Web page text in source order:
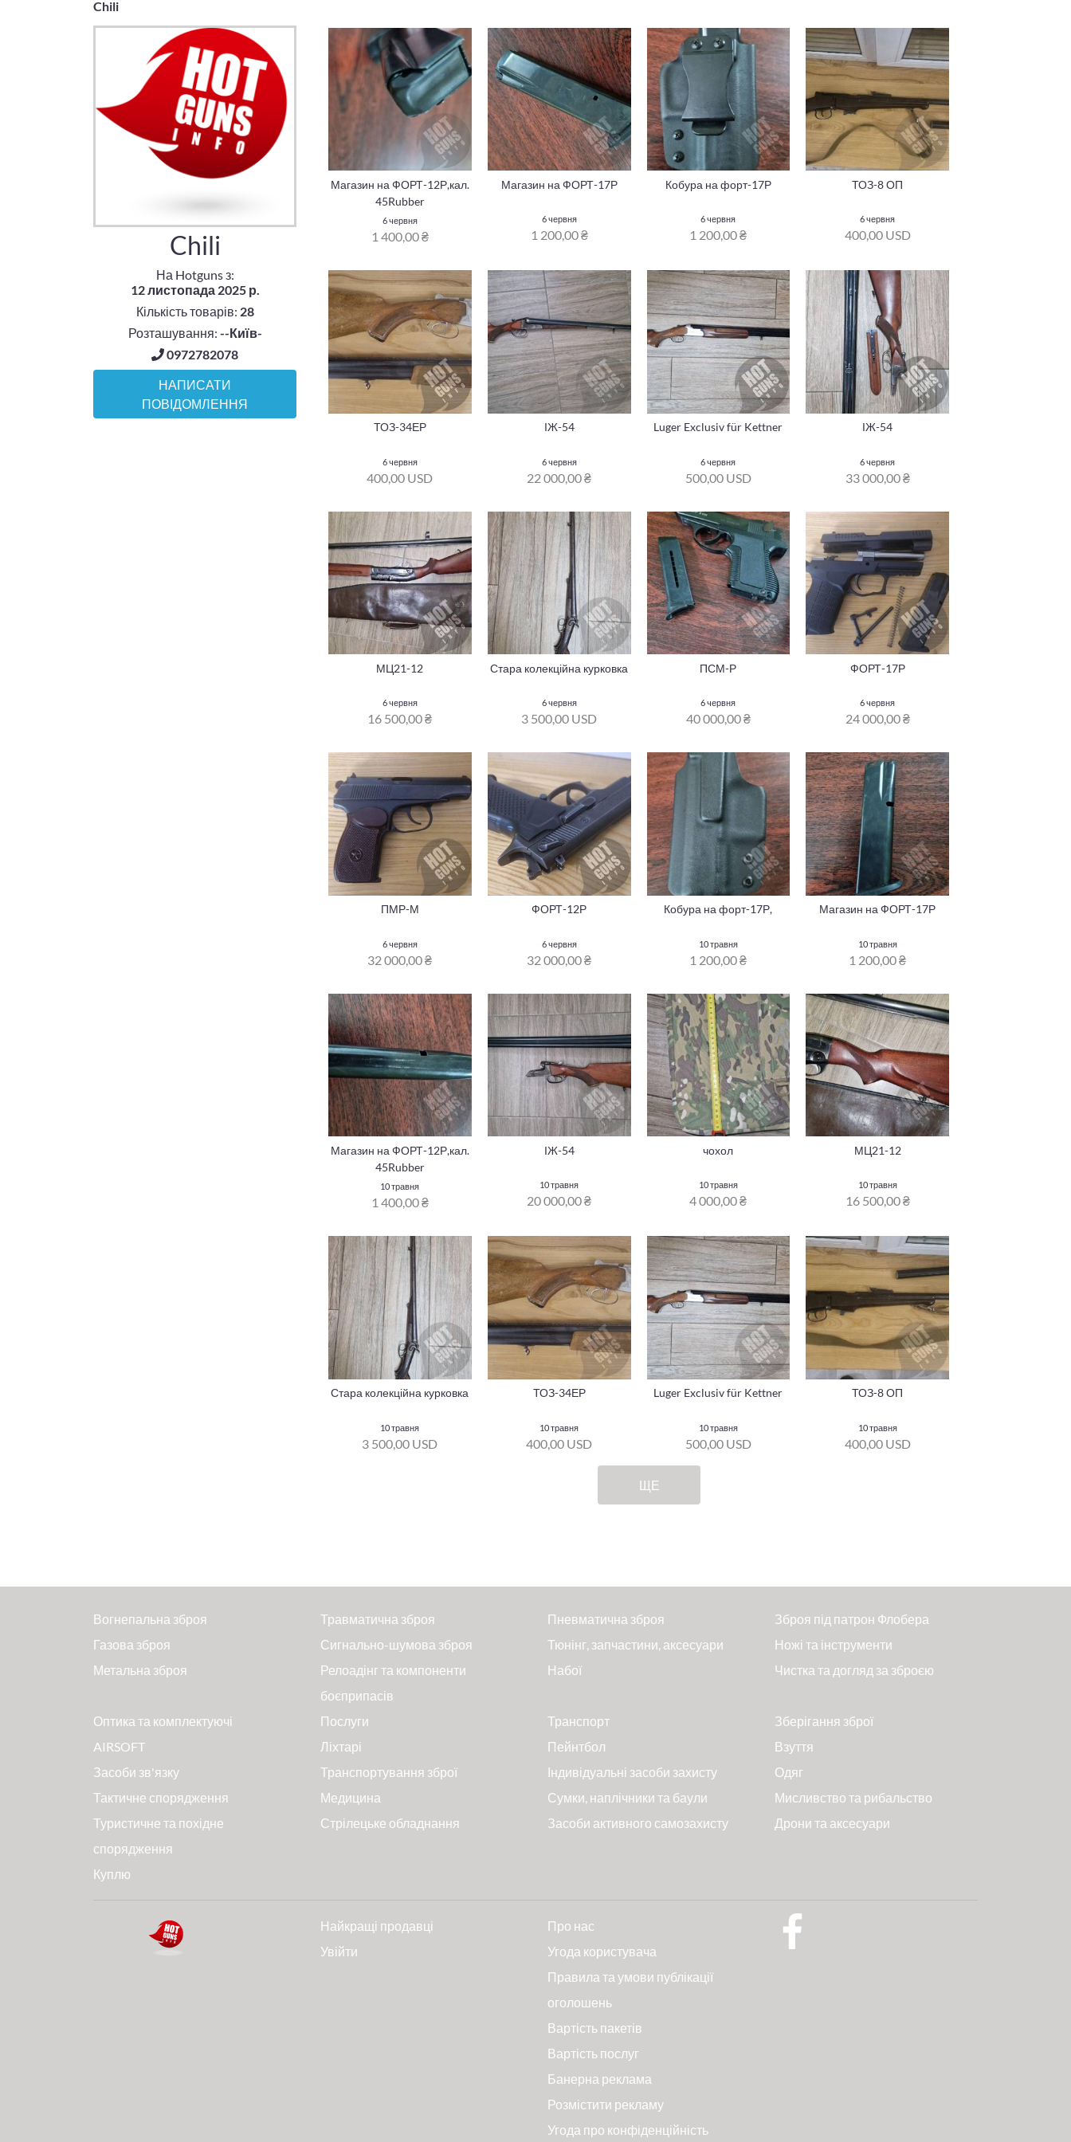
Chili
Chili
На Hotguns з:
12 листопада 2025 р.
Кількість товарів: 28
Розташування: --Київ-
0972782078
НАПИСАТИ
ПОВІДОМЛЕННЯ
Магазин на ФОРТ-12Р,кал.
45Rubber
6 червня
1 400,00 ₴
Магазин на ФОРТ-17Р
6 червня
1 200,00 ₴
Кобура на форт-17Р
6 червня
1 200,00 ₴
ТОЗ-8 ОП
6 червня
400,00 USD
ТОЗ-34ЕР
6 червня
400,00 USD
ІЖ-54
6 червня
22 000,00 ₴
Luger Exclusiv für Kettner
6 червня
500,00 USD
ІЖ-54
6 червня
33 000,00 ₴
МЦ21-12
6 червня
16 500,00 ₴
Стара колекційна курковка
6 червня
3 500,00 USD
ПСМ-Р
6 червня
40 000,00 ₴
ФОРТ-17Р
6 червня
24 000,00 ₴
ПМР-М
6 червня
32 000,00 ₴
ФОРТ-12Р
6 червня
32 000,00 ₴
Кобура на форт-17Р,
10 травня
1 200,00 ₴
Магазин на ФОРТ-17Р
10 травня
1 200,00 ₴
Магазин на ФОРТ-12Р,кал.
45Rubber
10 травня
1 400,00 ₴
ІЖ-54
10 травня
20 000,00 ₴
чохол
10 травня
4 000,00 ₴
МЦ21-12
10 травня
16 500,00 ₴
Стара колекційна курковка
10 травня
3 500,00 USD
ТОЗ-34ЕР
10 травня
400,00 USD
Luger Exclusiv für Kettner
10 травня
500,00 USD
ТОЗ-8 ОП
10 травня
400,00 USD
ЩЕ
Вогнепальна зброя Травматична зброя Пневматична зброя
Зброя під патрон Флобера
Газова зброя
Сигнально-шумова зброя Тюнінг, запчастини, аксесуари
Ножі та інструменти
Метальна зброя
Релоадінг та компоненти
боєприпасів
Набої Чистка та догляд за зброєю
Оптика та комплектуючі Послуги Транспорт
Зберігання зброї
AIRSOFT
Ліхтарі Пейнтбол
Взуття
Засоби зв'язку
Транспортування зброї Індивідуальні засоби захисту
Одяг
Тактичне спорядження
Медицина Сумки, наплічники та баули
Мисливство та рибальство
Туристичне та похідне
спорядження
Стрілецьке обладнання Засоби активного самозахисту Дрони та аксесуари
Куплю
Найкращі продавці
Увійти
Про нас
Угода користувача
Правила та умови публікації
оголошень
Вартість пакетів
Вартість послуг
Банерна реклама
Розмістити рекламу
Угода про конфіденційність